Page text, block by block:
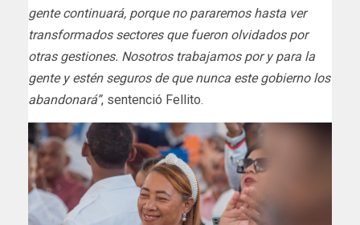
gente continuará, porque no pararemos hasta ver
transformados sectores que fueron olvidados por
otras gestiones. Nosotros trabajamos por y para la
gente y estén seguros de que nunca este gobierno los
abandonará”, sentenció Fellito.